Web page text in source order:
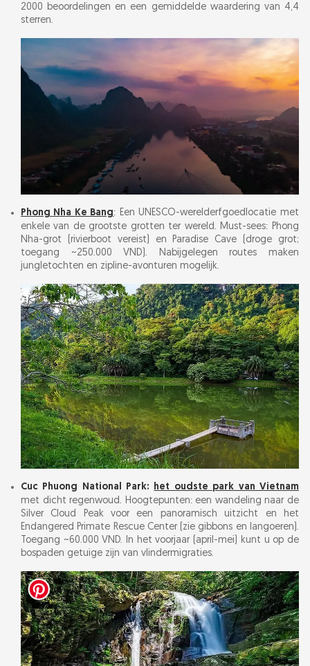
2000 beoordelingen en een gemiddelde waardering van 4,4
sterren.
Phong Nha Ke Bang: Een UNESCO-werelderfgoedlocatie met
enkele van de grootste grotten ter wereld. Must-sees: Phong
Nha-grot (rivierboot vereist) en Paradise Cave (droge grot;
toegang ~250.000 VND). Nabijgelegen routes maken
jungletochten en zipline-avonturen mogelijk.
Cuc Phuong National Park: het oudste park van Vietnam
met dicht regenwoud. Hoogtepunten: een wandeling naar de
Silver Cloud Peak voor een panoramisch uitzicht en het
Endangered Primate Rescue Center (zie gibbons en langoeren).
Toegang ~60.000 VND. In het voorjaar (april-mei) kunt u op de
bospaden getuige zijn van vlindermigraties.